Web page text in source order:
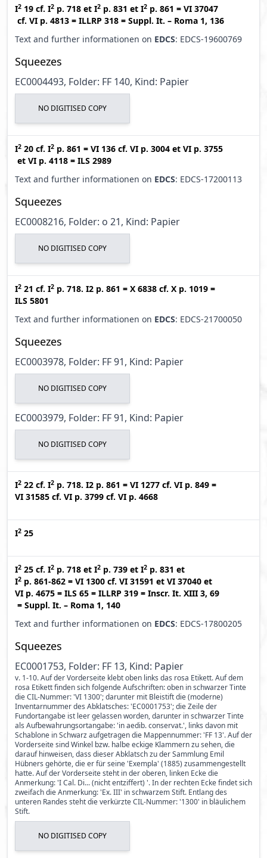
I2 19 cf. I2 p. 718 et I2 p. 831 et I2 p. 861 = VI 37047
cf. VI p. 4813 = ILLRP 318 = Suppl. It. – Roma 1, 136
Text and further informationen on EDCS: EDCS-19600769
Squeezes
EC0004493, Folder: FF 140, Kind: Papier
NO DIGITISED COPY
I2 20 cf. I2 p. 861 = VI 136 cf. VI p. 3004 et VI p. 3755
et VI p. 4118 = ILS 2989
Text and further informationen on EDCS: EDCS-17200113
Squeezes
EC0008216, Folder: o 21, Kind: Papier
NO DIGITISED COPY
I2 21 cf. I2 p. 718. I2 p. 861 = X 6838 cf. X p. 1019 =
ILS 5801
Text and further informationen on EDCS: EDCS-21700050
Squeezes
EC0003978, Folder: FF 91, Kind: Papier
NO DIGITISED COPY
EC0003979, Folder: FF 91, Kind: Papier
NO DIGITISED COPY
I2 22 cf. I2 p. 718. I2 p. 861 = VI 1277 cf. VI p. 849 =
VI 31585 cf. VI p. 3799 cf. VI p. 4668
I2 25
I2 25 cf. I2 p. 718 et I2 p. 739 et I2 p. 831 et
I2 p. 861-862 = VI 1300 cf. VI 31591 et VI 37040 et
VI p. 4675 = ILS 65 = ILLRP 319 = Inscr. It. XIII 3, 69
= Suppl. It. – Roma 1, 140
Text and further informationen on EDCS: EDCS-17800205
Squeezes
EC0001753, Folder: FF 13, Kind: Papier
v. 1-10. Auf der Vorderseite klebt oben links das rosa Etikett. Auf dem
rosa Etikett finden sich folgende Aufschriften: oben in schwarzer Tinte
die CIL-Nummer: 'VI 1300'; darunter mit Bleistift die (moderne)
Inventarnummer des Abklatsches: 'EC0001753'; die Zeile der
Fundortangabe ist leer gelassen worden, darunter in schwarzer Tinte
als Aufbewahrungsortangabe: 'in aedib. conservat.', links davon mit
Schablone in Schwarz aufgetragen die Mappennummer: 'FF 13'. Auf der
Vorderseite sind Winkel bzw. halbe eckige Klammern zu sehen, die
darauf hinweisen, dass dieser Abklatsch zu der Sammlung Emil
Hübners gehörte, die er für seine 'Exempla' (1885) zusammengestellt
hatte. Auf der Vorderseite steht in der oberen, linken Ecke die
Anmerkung: 'I Cal. Di... (nicht entziffert) '. In der rechten Ecke findet sich
zweifach die Anmerkung: 'Ex. III' in schwarzem Stift. Entlang des
unteren Randes steht die verkürzte CIL-Nummer: '1300' in bläulichem
Stift.
NO DIGITISED COPY